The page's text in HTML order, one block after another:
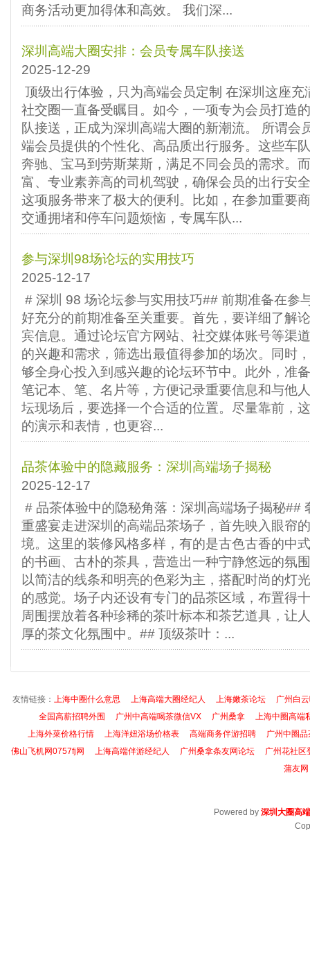
商务活动更加得体和高效。 我们深...
深圳高端大圈安排：会员专属车队接送
2025-12-29
顶级出行体验，只为高端会员定制 在深圳这座
社交圈一直备受瞩目。如今，一项专为会员打
队接送，正成为深圳高端大圈的新潮流。 所谓会
端会员提供的个性化、高品质出行服务。这些车
奔驰、宝马到劳斯莱斯，满足不同会员的需求。
富、专业素养高的司机驾驶，确保会员的出行安
这项服务带来了极大的便利。比如，在参加重要
交通拥堵和停车问题烦恼，专属车队...
参与深圳98场论坛的实用技巧
2025-12-17
# 深圳 98 场论坛参与实用技巧## 前期准备在参
好充分的前期准备至关重要。首先，要详细了解
宾信息。通过论坛官方网站、社交媒体账号等渠
的兴趣和需求，筛选出最值得参加的场次。同时
够全身心投入到感兴趣的论坛环节中。此外，准
笔记本、笔、名片等，方便记录重要信息和与他
坛现场后，要选择一个合适的位置。尽量靠前，
的演示和表情，也更容...
品茶体验中的隐藏服务：深圳高端场子揭秘
2025-12-17
# 品茶体验中的隐秘角落：深圳高端场子揭秘##
重盛宴走进深圳的高端品茶场子，首先映入眼帘
境。这里的装修风格多样，有的是古色古香的中
的书画、古朴的茶具，营造出一种宁静悠远的氛
以简洁的线条和明亮的色彩为主，搭配时尚的灯
的感觉。场子内还设有专门的品茶区域，布置得
周围摆放着各种珍稀的茶叶标本和茶艺道具，让
厚的茶文化氛围中。## 顶级茶叶：...
友情链接： 上海中圈什么意思 上海高端大圈经纪人 上海嫩茶论坛
广州白
全国高薪招聘外围
广州中高端喝茶微信VX 广州桑拿
上海中圈高端
上海外菜价格行情
上海洋妞浴场价格表 高端商务伴游招聘
广州中圈
佛山飞机网0757fj网
上海高端伴游经纪人 广州桑拿条友网论坛
广州花社区
蒲友网
Powered by 深圳大圈高